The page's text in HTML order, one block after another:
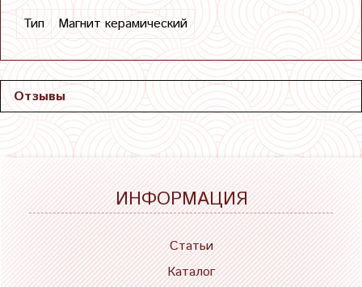
Тип Магнит керамический
Отзывы
ИНФОРМАЦИЯ
Статьи
Каталог